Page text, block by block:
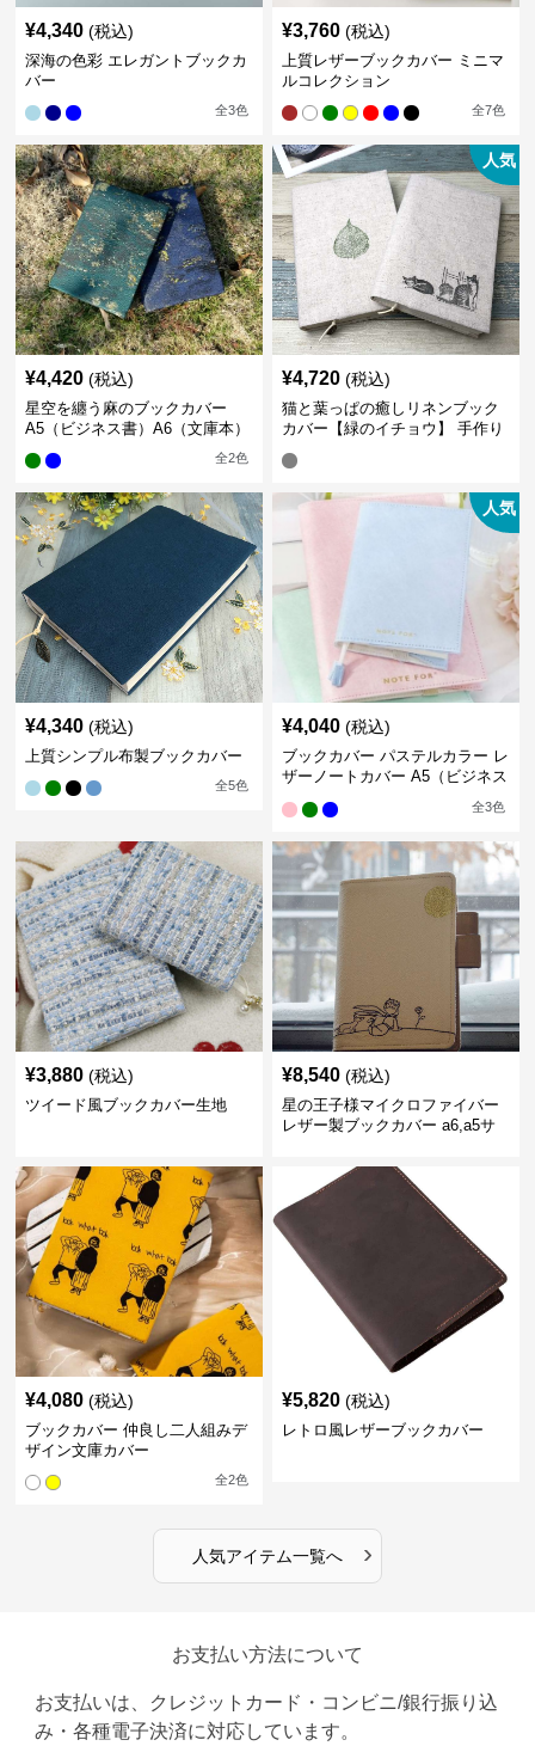
¥4,340 (税込)
深海の色彩 エレガントブックカ
バー
全3色
¥3,760 (税込)
上質レザーブックカバー ミニマ
ルコレクション
全7色
¥4,420 (税込)
星空を纏う麻のブックカバー
A5（ビジネス書）A6（文庫本）
全2色
人気
¥4,720 (税込)
猫と葉っぱの癒しリネンブック
カバー【緑のイチョウ】 手作り
¥4,340 (税込)
上質シンプル布製ブックカバー
全5色
人気
¥4,040 (税込)
ブックカバー パステルカラー レ
ザーノートカバー A5（ビジネス
全3色
¥3,880 (税込)
ツイード風ブックカバー生地
¥8,540 (税込)
星の王子様マイクロファイバー
レザー製ブックカバー a6,a5サ
¥4,080 (税込)
ブックカバー 仲良し二人組みデ
ザイン文庫カバー
全2色
¥5,820 (税込)
レトロ風レザーブックカバー
人気アイテム一覧へ ›
お支払い方法について
お支払いは、クレジットカード・コンビニ/銀行振り込
み・各種電子決済に対応しています。